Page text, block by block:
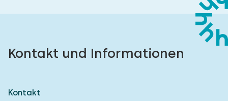
Kontakt und Informationen
Kontakt